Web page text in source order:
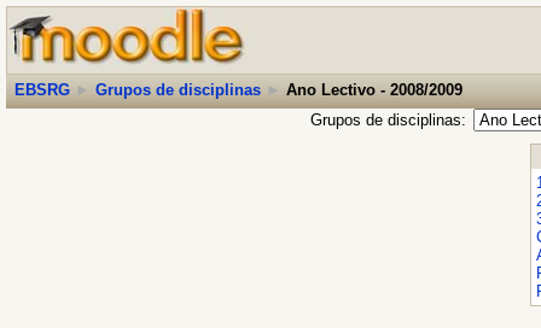
EBSRG ► Grupos de disciplinas ► Ano Lectivo - 2008/2009
Grupos de disciplinas: